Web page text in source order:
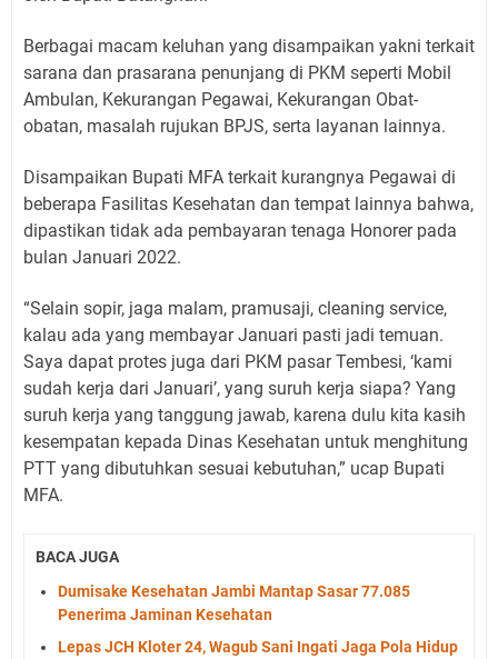
Berbagai macam keluhan yang disampaikan yakni terkait
sarana dan prasarana penunjang di PKM seperti Mobil
Ambulan, Kekurangan Pegawai, Kekurangan Obat-
obatan, masalah rujukan BPJS, serta layanan lainnya.
Disampaikan Bupati MFA terkait kurangnya Pegawai di
beberapa Fasilitas Kesehatan dan tempat lainnya bahwa,
dipastikan tidak ada pembayaran tenaga Honorer pada
bulan Januari 2022.
“Selain sopir, jaga malam, pramusaji, cleaning service,
kalau ada yang membayar Januari pasti jadi temuan.
Saya dapat protes juga dari PKM pasar Tembesi, ‘kami
sudah kerja dari Januari’, yang suruh kerja siapa? Yang
suruh kerja yang tanggung jawab, karena dulu kita kasih
kesempatan kepada Dinas Kesehatan untuk menghitung
PTT yang dibutuhkan sesuai kebutuhan,” ucap Bupati
MFA.
BACA JUGA
Dumisake Kesehatan Jambi Mantap Sasar 77.085
Penerima Jaminan Kesehatan
Lepas JCH Kloter 24, Wagub Sani Ingati Jaga Pola Hidup